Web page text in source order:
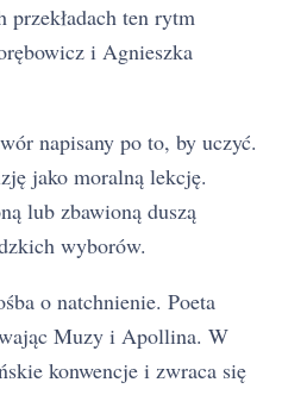
ten rytm
i Agnieszka
napisany po to, by uczyć.
jako moralną lekcję.
lub zbawioną duszą
wyborów.
o natchnienie. Poeta
Muzy i Apollina. W
konwencje i zwraca się